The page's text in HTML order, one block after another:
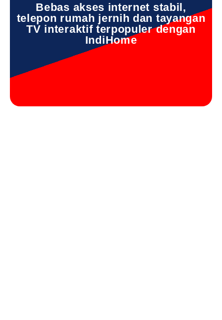
Bebas akses internet stabil,
telepon rumah jernih dan tayangan
TV interaktif terpopuler dengan
IndiHome